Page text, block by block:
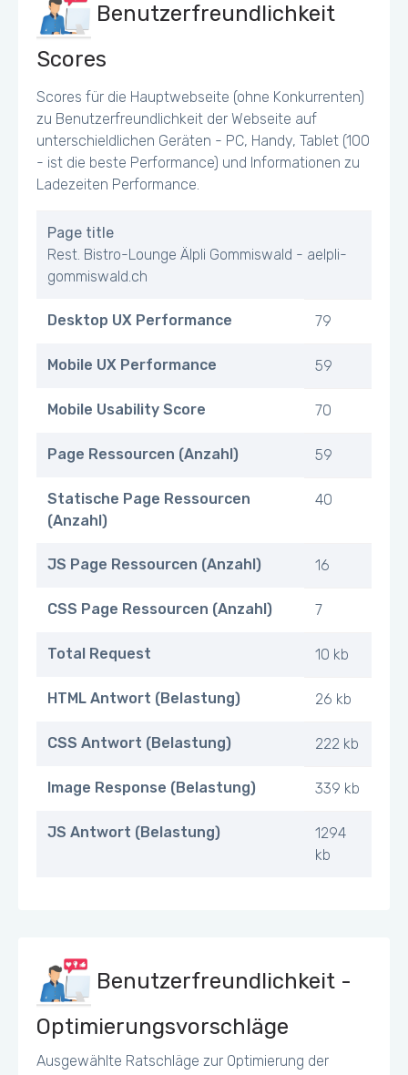
Benutzerfreundlichkeit
Scores
Scores für die Hauptwebseite (ohne Konkurrenten)
zu Benutzerfreundlichkeit der Webseite auf
unterschieldlichen Geräten - PC, Handy, Tablet (100
- ist die beste Performance) und Informationen zu
Ladezeiten Performance.
Page title
Rest. Bistro-Lounge Älpli Gommiswald - aelpli-
gommiswald.ch
Desktop UX Performance 79
Mobile UX Performance 59
Mobile Usability Score 70
Page Ressourcen (Anzahl) 59
Statische Page Ressourcen
(Anzahl)
40
JS Page Ressourcen (Anzahl) 16
CSS Page Ressourcen (Anzahl) 7
Total Request 10 kb
HTML Antwort (Belastung) 26 kb
CSS Antwort (Belastung) 222 kb
Image Response (Belastung) 339 kb
JS Antwort (Belastung)
1294
kb
Benutzerfreundlichkeit -
Optimierungsvorschläge
Ausgewählte Ratschläge zur Optimierung der